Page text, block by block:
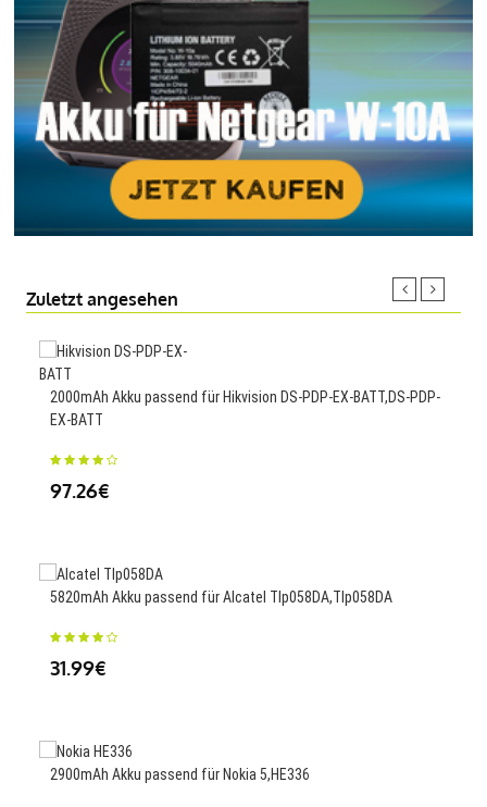
Zuletzt angesehen
2000mAh Akku passend für Hikvision DS-PDP-EX-BATT,DS-PDP-
EX-BATT
97.26€
5820mAh Akku passend für Alcatel Tlp058DA,Tlp058DA
31.99€
2900mAh Akku passend für Nokia 5,HE336